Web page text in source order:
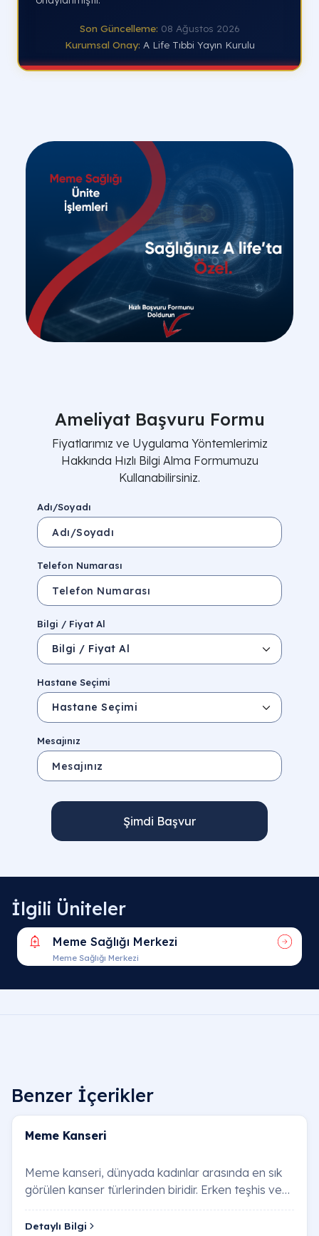
Son Güncelleme: 08 Ağustos 2026
Kurumsal Onay: A Life Tıbbi Yayın Kurulu
Ameliyat Başvuru Formu
Fiyatlarımız ve Uygulama Yöntemlerimiz
Hakkında Hızlı Bilgi Alma Formumuzu
Kullanabilirsiniz.
Adı/Soyadı
Telefon Numarası
Bilgi / Fiyat Al
Hastane Seçimi
Mesajınız
Şimdi Başvur
İlgili Üniteler
Meme Sağlığı Merkezi
Meme Sağlığı Merkezi
Benzer İçerikler
Meme Kanseri
Meme kanseri, dünyada kadınlar arasında en sık
görülen kanser türlerinden biridir. Erken teşhis ve
doğru tedavi yöntemleri sayesinde tedavi …
Detaylı Bilgi